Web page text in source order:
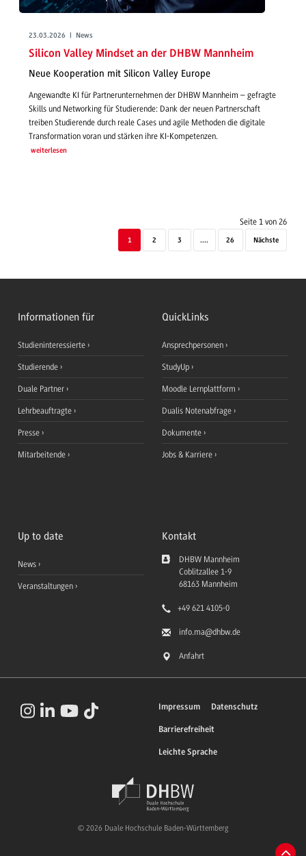
23.03.2026 | News
Silicon Valley Mindset an der DHBW Mannheim
Neue Kooperation mit Silicon Valley Europe
Angewandte KI für Partnerunternehmen der DHBW Mannheim – gefragte
Skills und Networking für Studierende: Dank der neuen Partnerschaft
treiben Studierende durch reale Cases und agile Methoden die digitale
Transformation voran und stärken ihre KI-Kompetenzen.
weiterlesen
Seite 1 von 26
1 2 3 .... 26 Nächste
Informationen für
Studieninteressierte
Studierende
Duale Partner
Lehrbeauftragte
Presse
Mitarbeitende
QuickLinks
Ansprechpersonen
StudyUp
Moodle Lernplattform
Dualis Notenabfrage
Dokumente
Jobs & Karriere
Up to date
News
Veranstaltungen
Kontakt
DHBW Mannheim
Coblitzallee 1-9
68163 Mannheim
+49 621 4105-0
info.ma@dhbw.de
Anfahrt
Impressum Datenschutz
Barrierefreiheit
Leichte Sprache
© 2026 Duale Hochschule Baden-Württemberg